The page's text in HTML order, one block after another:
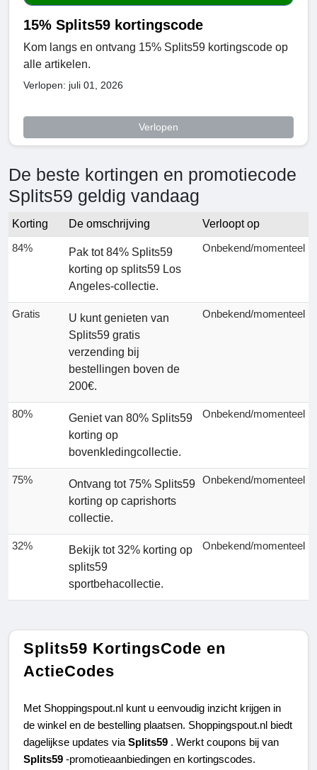
15% Splits59 kortingscode
Kom langs en ontvang 15% Splits59 kortingscode op
alle artikelen.
Verlopen: juli 01, 2026
Verlopen
De beste kortingen en promotiecode
Splits59 geldig vandaag
Korting De omschrijving
Verloopt op
84%
Pak tot 84% Splits59
korting op splits59 Los
Angeles-collectie.
Onbekend/momenteel
Gratis
U kunt genieten van
Splits59 gratis
verzending bij
bestellingen boven de
200€.
Onbekend/momenteel
80%
Geniet van 80% Splits59
korting op
bovenkledingcollectie.
Onbekend/momenteel
75%
Ontvang tot 75% Splits59
korting op caprishorts
collectie.
Onbekend/momenteel
32%
Bekijk tot 32% korting op
splits59
sportbehacollectie.
Onbekend/momenteel
Splits59 KortingsCode en
ActieCodes
Met Shoppingspout.nl kunt u eenvoudig inzicht krijgen in
de winkel en de bestelling plaatsen. Shoppingspout.nl biedt
dagelijkse updates via Splits59
Splits59 -promotieaanbiedingen en kortingscodes.